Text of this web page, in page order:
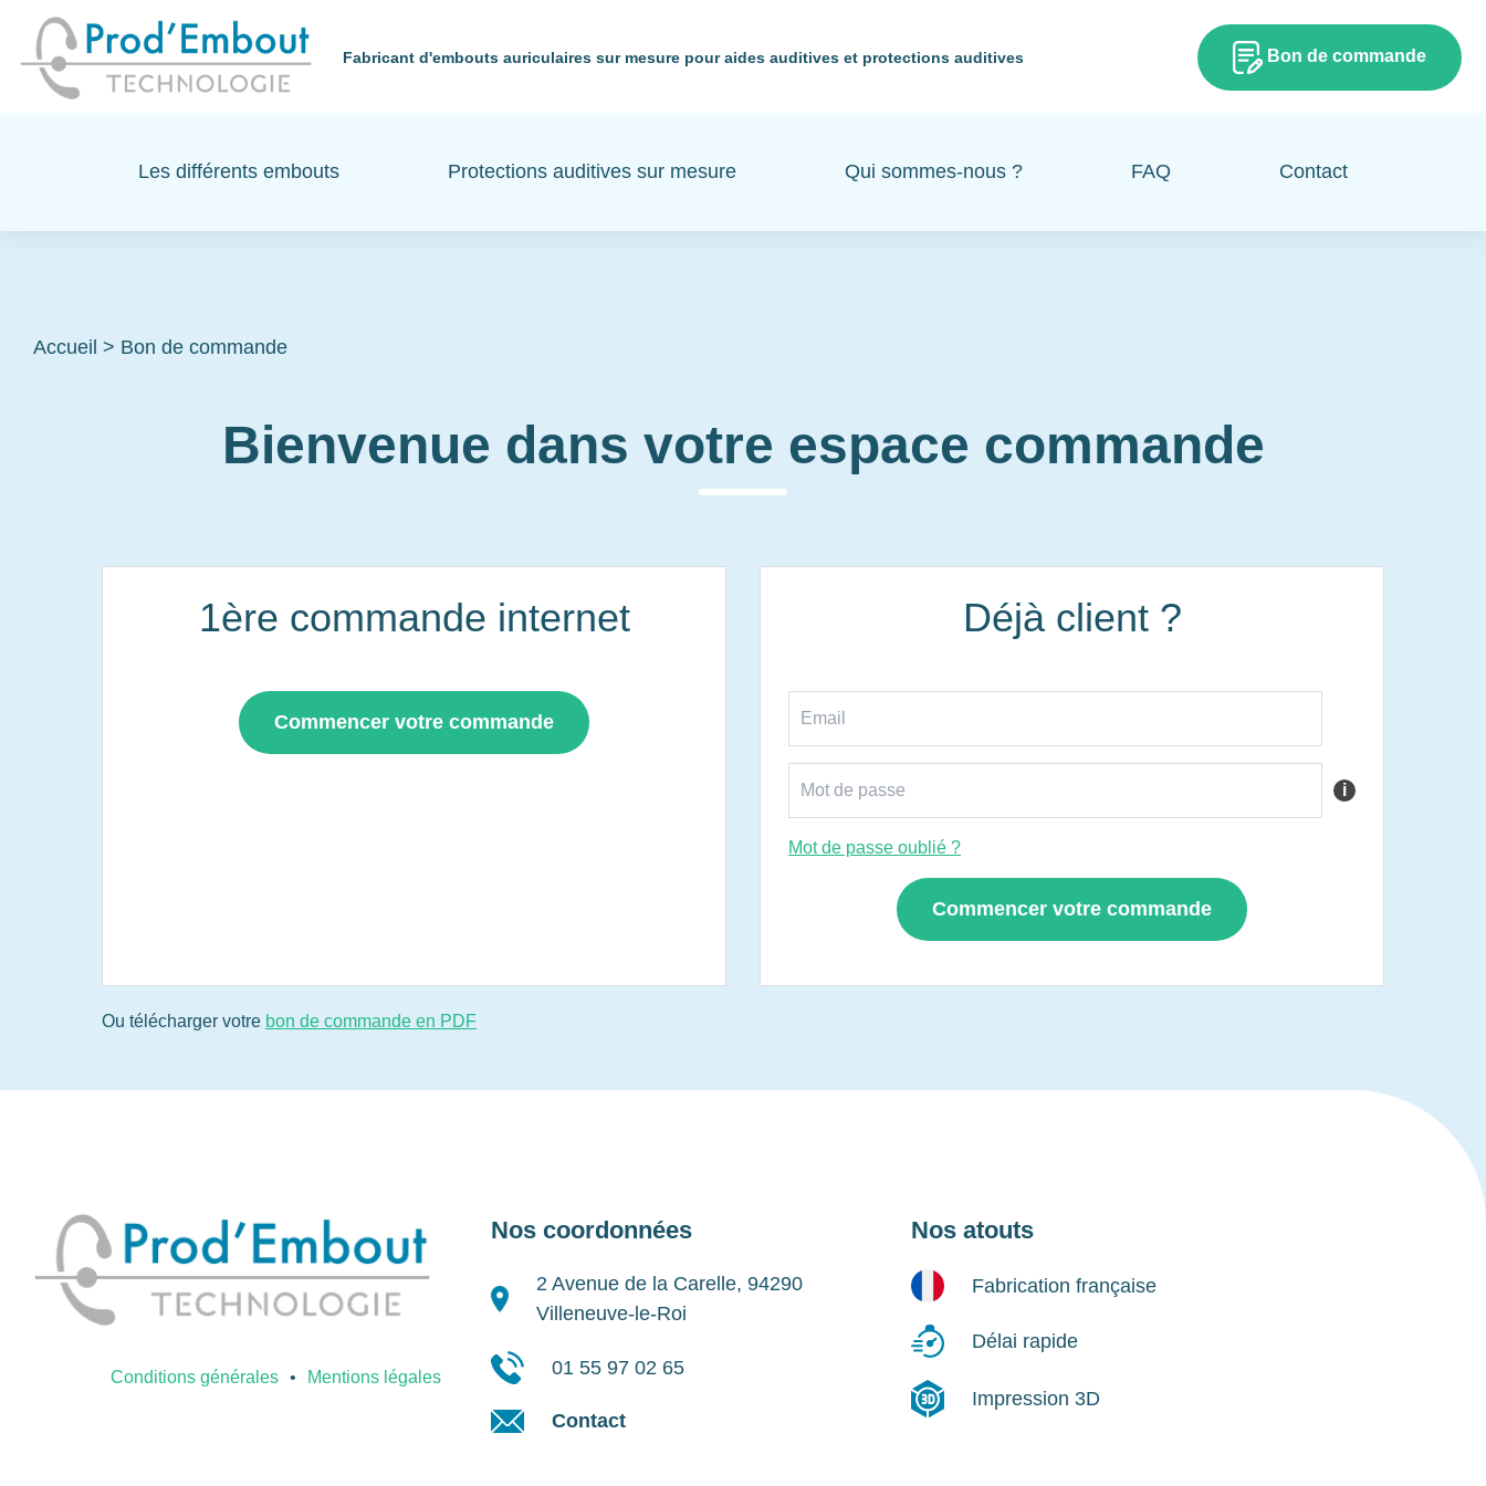
Fabricant d'embouts auriculaires sur mesure pour aides auditives et protections auditives Bon de commande
Les différents embouts Protections auditives sur mesure Qui sommes-nous ? FAQ Contact
Accueil > Bon de commande
Bienvenue dans votre espace commande
1ère commande internet
Commencer votre commande
Déjà client ?
i
Mot de passe oublié ?
Ou télécharger votre bon de commande en PDF
Conditions générales Mentions légales
Nos coordonnées
2 Avenue de la Carelle, 94290
Villeneuve-le-Roi
01 55 97 02 65
Contact
Nos atouts
Fabrication française
Délai rapide
Impression 3D